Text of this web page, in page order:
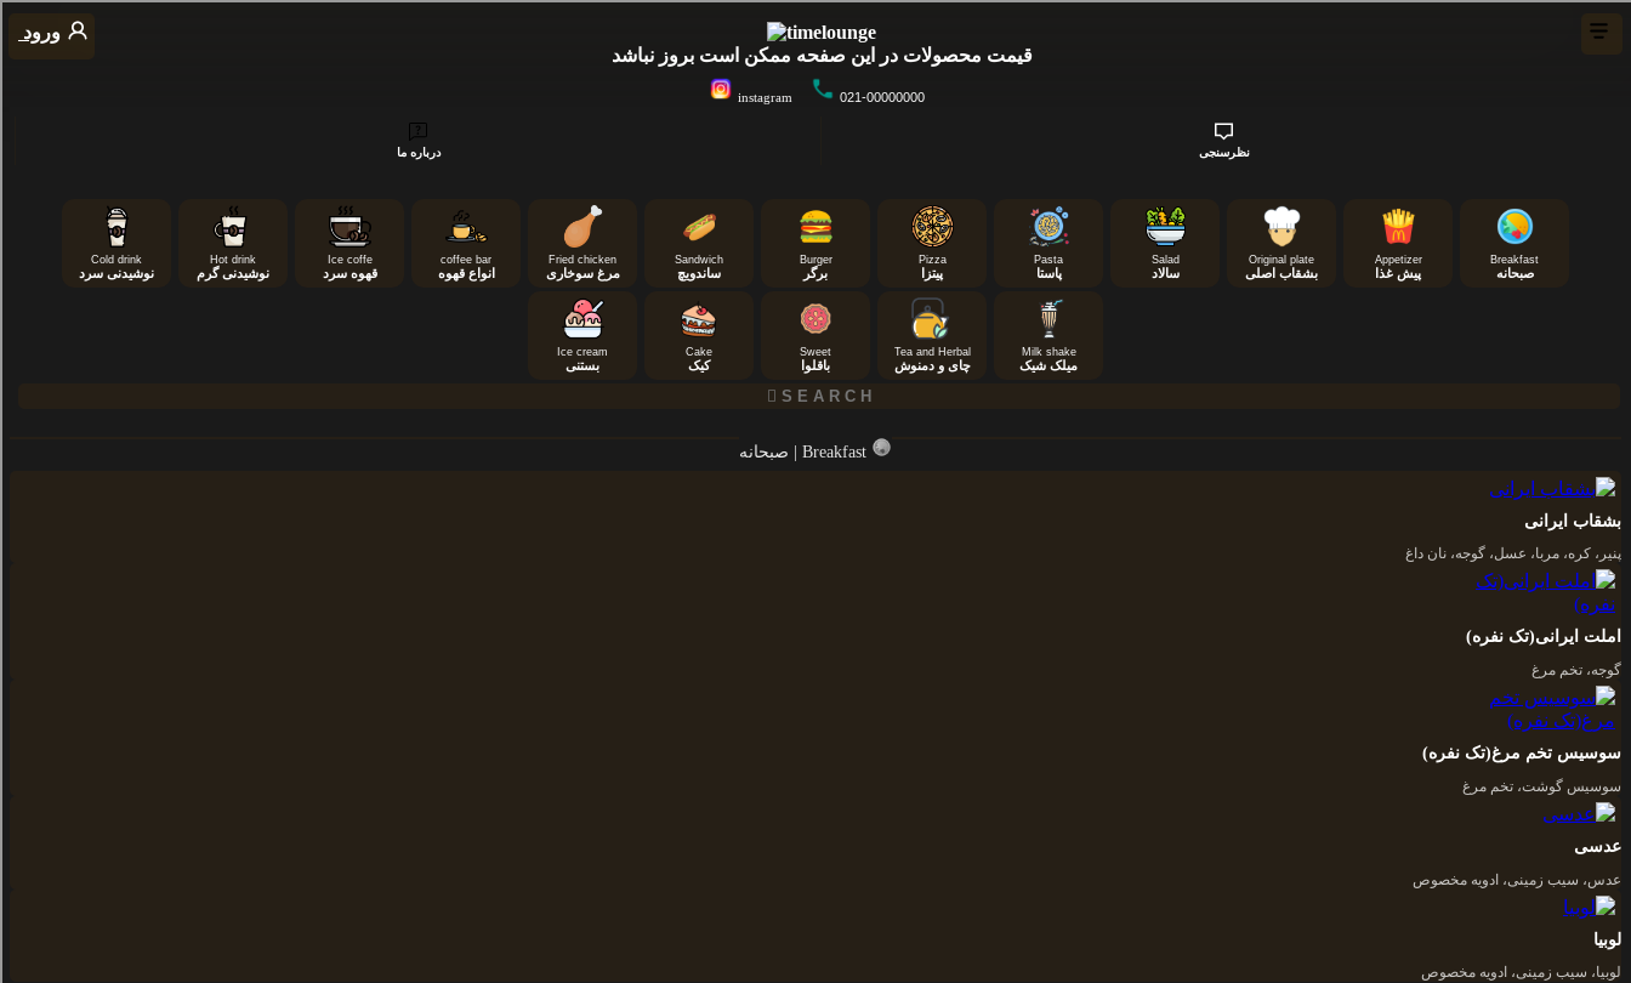
ورود
قیمت محصولات در این صفحه ممکن است بروز نباشد
instagram 021-00000000
درباره ما نظرسنجی
Breakfast
صبحانه
Appetizer
پیش غذا
Original plate
بشقاب اصلی
Salad
سالاد
Pasta
پاستا
Pizza
پیتزا
Burger
برگر
Sandwich
ساندویچ
Fried chicken
مرغ سوخاری
coffee bar
انواع قهوه
Ice coffe
قهوه سرد
Hot drink
نوشیدنی گرم
Cold drink
نوشیدنی سرد
Milk shake
میلک شیک
Tea and Herbal
چای و دمنوش
Sweet
باقلوا
Cake
کیک
Ice cream
بستنی
صبحانه | Breakfast
بشقاب ایرانی
پنیر، کره، مربا، عسل، گوجه، نان داغ
املت ایرانی(تک نفره)
گوجه، تخم مرغ
سوسیس تخم مرغ(تک نفره)
سوسیس گوشت، تخم مرغ
عدسی
عدس، سیب زمینی، ادویه مخصوص
لوبیا
لوبیا، سیب زمینی، ادویه مخصوص